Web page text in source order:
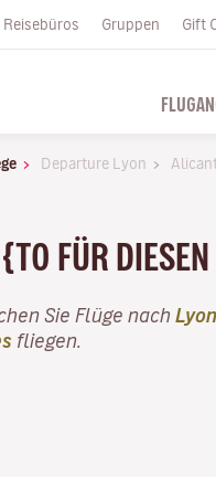
Reisebüros Gruppen Gift
Departure Lyon
FÜR
Sie Flüge nach Lyon
fliegen.